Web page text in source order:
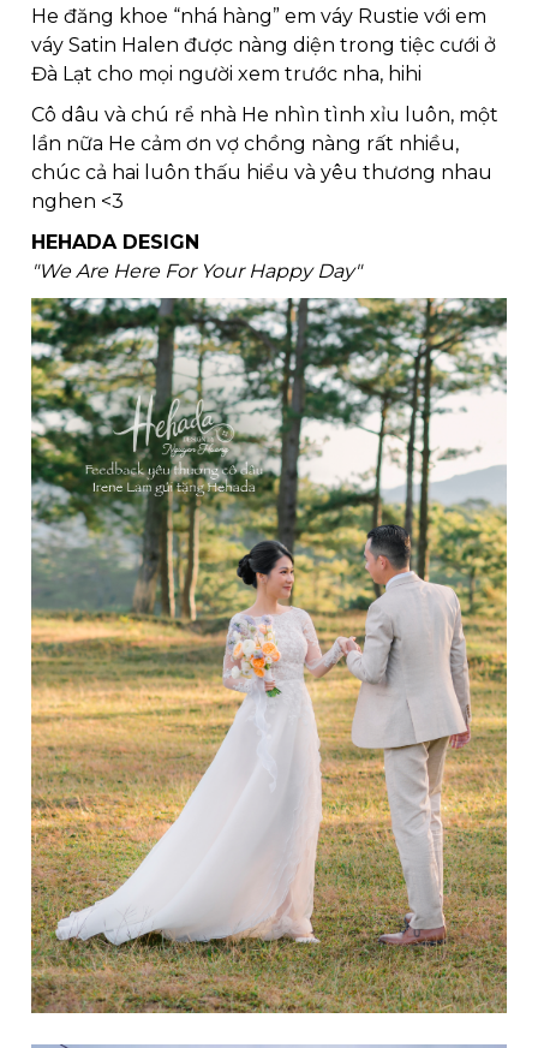
He đăng khoe “nhá hàng” em váy Rustie với em
váy Satin Halen được nàng diện trong tiệc cưới ở
Đà Lạt cho mọi người xem trước nha, hihi
Cô dâu và chú rể nhà He nhìn tình xỉu luôn, một
lần nữa He cảm ơn vợ chồng nàng rất nhiều,
chúc cả hai luôn thấu hiểu và yêu thương nhau
nghen <3
HEHADA DESIGN
"We Are Here For Your Happy Day"